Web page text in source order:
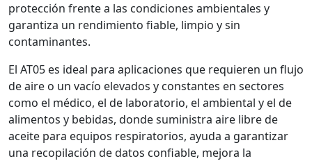
protección frente a las condiciones ambientales y
garantiza un rendimiento fiable, limpio y sin
contaminantes.
El AT05 es ideal para aplicaciones que requieren un flujo
de aire o un vacío elevados y constantes en sectores
como el médico, el de laboratorio, el ambiental y el de
alimentos y bebidas, donde suministra aire libre de
aceite para equipos respiratorios, ayuda a garantizar
una recopilación de datos confiable, mejora la